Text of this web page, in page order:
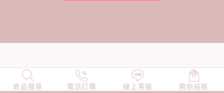
商品搜尋 電話訂購 線上客服 開始結帳
NEW 店長精選 TOP100 小編穿搭